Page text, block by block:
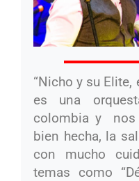
“Nicho y su Elite,
es una
colombia y nos
bien hecha, la
con mucho
temas como